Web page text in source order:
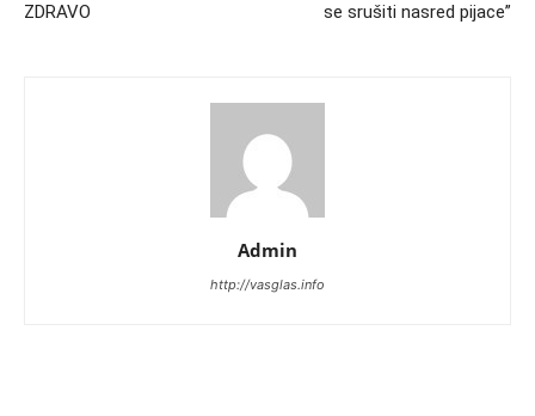
ZDRAVO
se srušiti nasred pijace”
Admin
http://vasglas.info